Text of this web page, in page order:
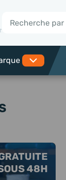
Rechercher
48H